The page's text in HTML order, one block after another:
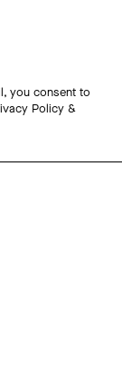
you consent to
Policy &